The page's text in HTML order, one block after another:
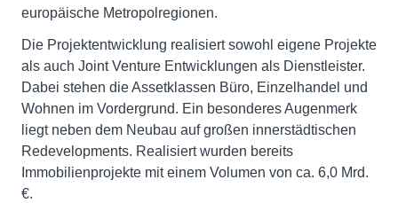
europäische Metropolregionen.
Die Projektentwicklung realisiert sowohl eigene Projekte
als auch Joint Venture Entwicklungen als Dienstleister.
Dabei stehen die Assetklassen Büro, Einzelhandel und
Wohnen im Vordergrund. Ein besonderes Augenmerk
liegt neben dem Neubau auf großen innerstädtischen
Redevelopments. Realisiert wurden bereits
Immobilienprojekte mit einem Volumen von ca. 6,0 Mrd.
€.